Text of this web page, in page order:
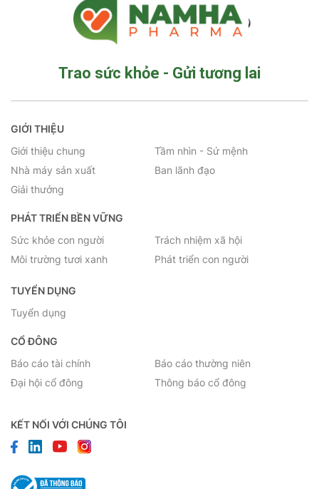
Trao sức khỏe - Gửi tương lai
KẾT NỐI VỚI CHÚNG TÔI
GIỚI THIỆU
Giới thiệu chung
Tầm nhìn - Sứ mệnh
Nhà máy sản xuất
Ban lãnh đạo
Giải thưởng
PHÁT TRIỂN BỀN VỮNG
Sức khỏe con người
Trách nhiệm xã hội
Môi trường tươi xanh
Phát triển con người
TUYỂN DỤNG
Tuyển dụng
CỔ ĐÔNG
Báo cáo tài chính
Báo cáo thường niên
Đại hội cổ đông
Thông báo cổ đông